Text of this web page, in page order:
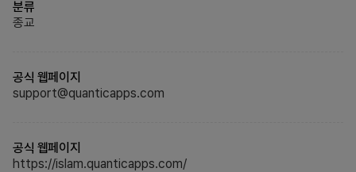
분류
종교
공식 웹페이지
support@quanticapps.com
공식 웹페이지
https://islam.quanticapps.com/